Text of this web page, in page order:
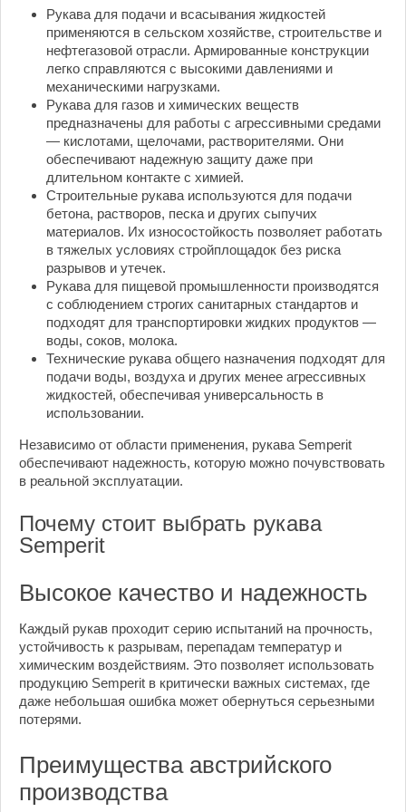
Рукава для подачи и всасывания жидкостей
применяются в сельском хозяйстве, строительстве и
нефтегазовой отрасли. Армированные конструкции
легко справляются с высокими давлениями и
механическими нагрузками.
Рукава для газов и химических веществ
предназначены для работы с агрессивными средами
— кислотами, щелочами, растворителями. Они
обеспечивают надежную защиту даже при
длительном контакте с химией.
Строительные рукава используются для подачи
бетона, растворов, песка и других сыпучих
материалов. Их износостойкость позволяет работать
в тяжелых условиях стройплощадок без риска
разрывов и утечек.
Рукава для пищевой промышленности производятся
с соблюдением строгих санитарных стандартов и
подходят для транспортировки жидких продуктов —
воды, соков, молока.
Технические рукава общего назначения подходят для
подачи воды, воздуха и других менее агрессивных
жидкостей, обеспечивая универсальность в
использовании.
Независимо от области применения, рукава Semperit
обеспечивают надежность, которую можно почувствовать
в реальной эксплуатации.
Почему стоит выбрать рукава
Semperit
Высокое качество и надежность
Каждый рукав проходит серию испытаний на прочность,
устойчивость к разрывам, перепадам температур и
химическим воздействиям. Это позволяет использовать
продукцию Semperit в критически важных системах, где
даже небольшая ошибка может обернуться серьезными
потерями.
Преимущества австрийского
производства